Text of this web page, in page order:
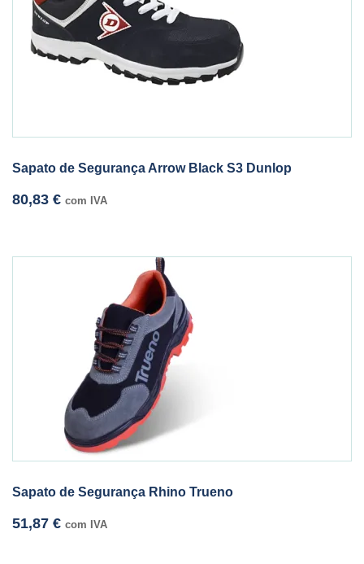
Sapato de Segurança Arrow Black S3 Dunlop
80,83 € com IVA
Sapato de Segurança Rhino Trueno
51,87 € com IVA